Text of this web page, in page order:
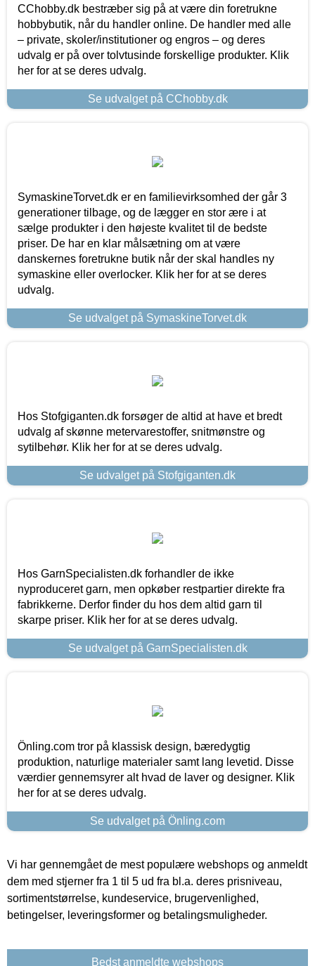
CChobby.dk bestræber sig på at være din foretrukne
hobbybutik, når du handler online. De handler med alle
– private, skoler/institutioner og engros – og deres
udvalg er på over tolvtusinde forskellige produkter. Klik
her for at se deres udvalg.
Se udvalget på CChobby.dk
SymaskineTorvet.dk er en familievirksomhed der går 3
generationer tilbage, og de lægger en stor ære i at
sælge produkter i den højeste kvalitet til de bedste
priser. De har en klar målsætning om at være
danskernes foretrukne butik når der skal handles ny
symaskine eller overlocker. Klik her for at se deres
udvalg.
Se udvalget på SymaskineTorvet.dk
Hos Stofgiganten.dk forsøger de altid at have et bredt
udvalg af skønne metervarestoffer, snitmønstre og
sytilbehør. Klik her for at se deres udvalg.
Se udvalget på Stofgiganten.dk
Hos GarnSpecialisten.dk forhandler de ikke
nyproduceret garn, men opkøber restpartier direkte fra
fabrikkerne. Derfor finder du hos dem altid garn til
skarpe priser. Klik her for at se deres udvalg.
Se udvalget på GarnSpecialisten.dk
Önling.com tror på klassisk design, bæredygtig
produktion, naturlige materialer samt lang levetid. Disse
værdier gennemsyrer alt hvad de laver og designer. Klik
her for at se deres udvalg.
Se udvalget på Önling.com
Vi har gennemgået de mest populære webshops og anmeldt
dem med stjerner fra 1 til 5 ud fra bl.a. deres prisniveau,
sortimentstørrelse, kundeservice, brugervenlighed,
betingelser, leveringsformer og betalingsmuligheder.
Bedst anmeldte webshops